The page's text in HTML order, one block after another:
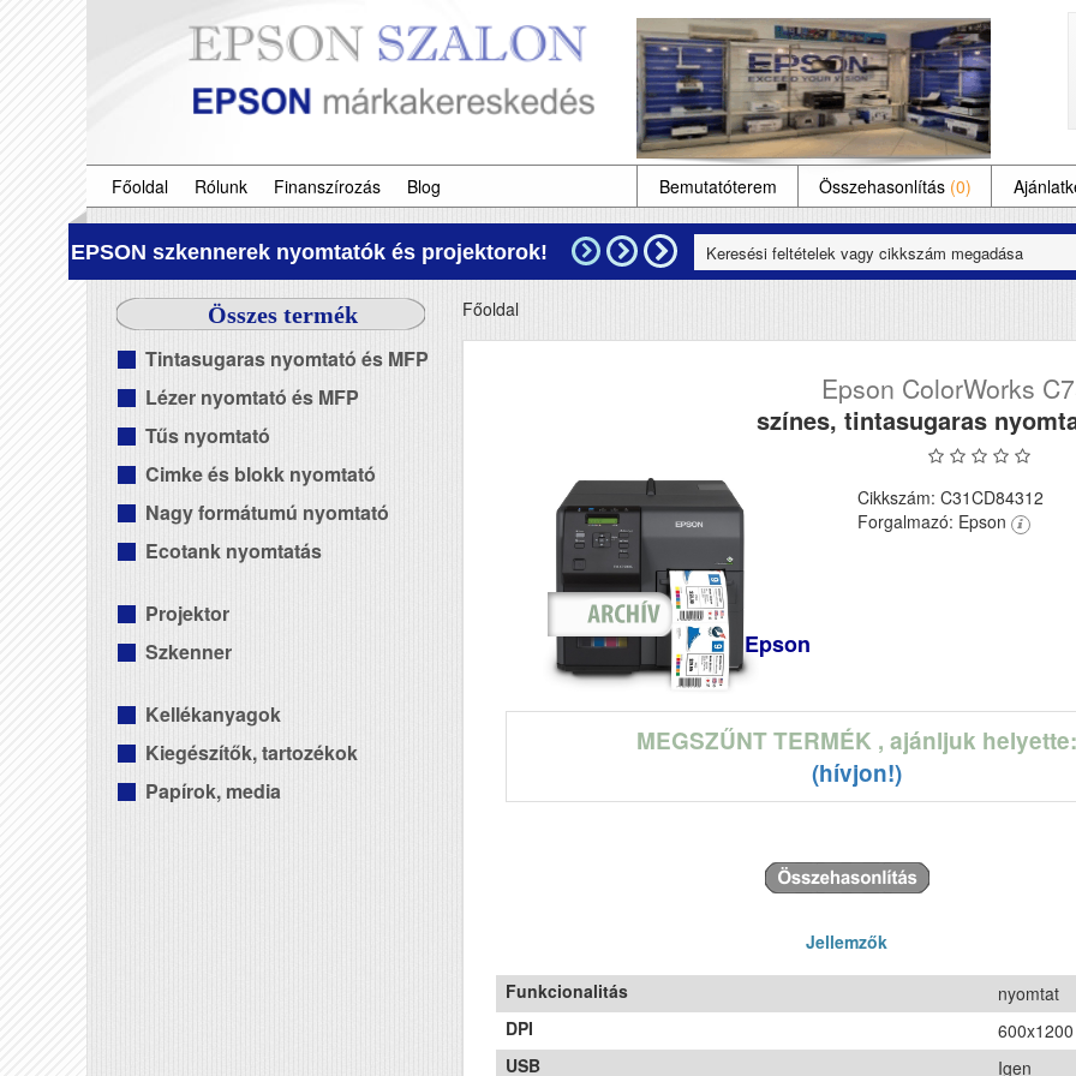
Főoldal Rólunk Finanszírozás Blog Bemutatóterem Összehasonlítás (0)
EPSON szkennerek nyomtatók és projektorok!
Összes termék
Tintasugaras nyomtató és MFP
Lézer nyomtató és MFP
Tűs nyomtató
Cimke és blokk nyomtató
Nagy formátumú nyomtató
Ecotank nyomtatás
Projektor
Szkenner
Kellékanyagok
Kiegészítők, tartozékok
Papírok, media
Főoldal
Epson ColorWorks
színes, tintasugaras
Epson
Cikkszám: C31CD84312
Forgalmazó: Epson
MEGSZŰNT TERMÉK , ajánljuk helyette:
(hívjon!)
Jellemzők
Funkcionalitás
nyomtat
DPI
600x1200
USB
Igen